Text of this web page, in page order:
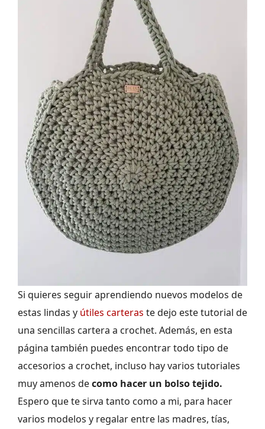
Si quieres seguir aprendiendo nuevos modelos de
estas lindas y útiles carteras te dejo este tutorial de
una sencillas cartera a crochet. Además, en esta
página también puedes encontrar todo tipo de
accesorios a crochet, incluso hay varios tutoriales
muy amenos decomo hacer un bolso tejido.
Espero que te sirva tanto como a mi, para hacer
varios modelos y regalar entre las madres, tías,